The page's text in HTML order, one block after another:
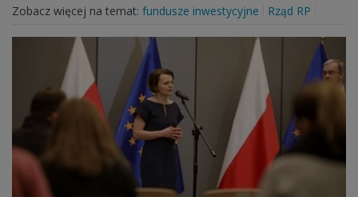
Zobacz więcej na temat: fundusze inwestycyjne Rząd RP